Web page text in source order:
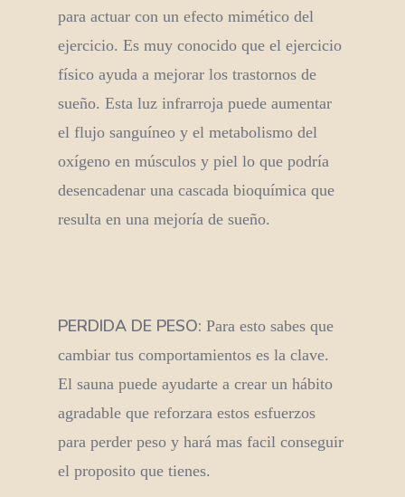
para actuar con un efecto mimético del
ejercicio. Es muy conocido que el ejercicio
físico ayuda a mejorar los trastornos de
sueño. Esta luz infrarroja puede aumentar
el flujo sanguíneo y el metabolismo del
oxígeno en músculos y piel lo que podría
desencadenar una cascada bioquímica que
resulta en una mejoría de sueño.
PERDIDA DE PESO: Para esto sabes que
cambiar tus comportamientos es la clave.
El sauna puede ayudarte a crear un hábito
agradable que reforzara estos esfuerzos
para perder peso y hará mas facil conseguir
el proposito que tienes.